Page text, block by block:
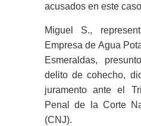
acusados en este
Miguel S.,
Empresa de Agua
Esmeraldas,
delito de cohecho,
juramento ante el
Penal de la Corte
(CNJ).